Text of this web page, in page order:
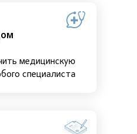
медицинскую
специалиста